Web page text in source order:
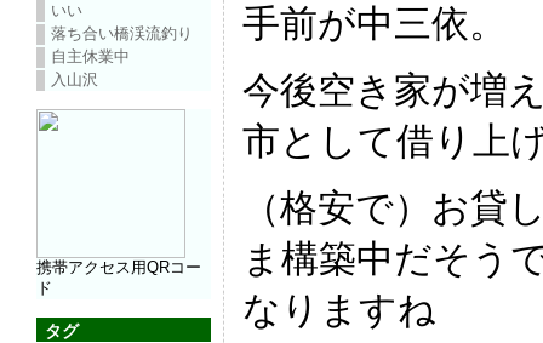
いい
落ち合い橋渓流釣り
自主休業中
入山沢
携帯アクセス用QRコー
ド
タグ
手前が中三依。
今後空き家が増
市として借り上
（格安で）お
ま構築中だそう
なりますね